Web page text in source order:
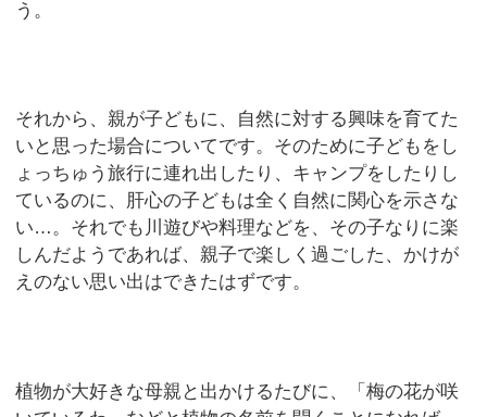
う。
それから、親が子どもに、自然に対する興味を育てた
いと思った場合についてです。そのために子どもをし
ょっちゅう旅行に連れ出したり、キャンプをしたりし
ているのに、肝心の子どもは全く自然に関心を示さな
い…。それでも川遊びや料理などを、その子なりに楽
しんだようであれば、親子で楽しく過ごした、かけが
えのない思い出はできたはずです。
植物が大好きな母親と出かけるたびに、「梅の花が咲